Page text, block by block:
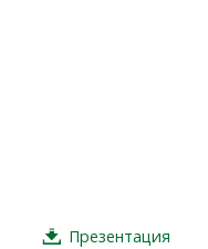
Презентация